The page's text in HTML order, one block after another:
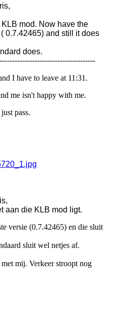
KLB mod. Now have the
0.7.42465) and still it does
does.
I have to leave at 11:31.
me isn't happy with me.
pass.
aan die KLB mod ligt.
versie (0.7.42465) en die sluit
sluit wel netjes af.
mij. Verkeer stroopt nog